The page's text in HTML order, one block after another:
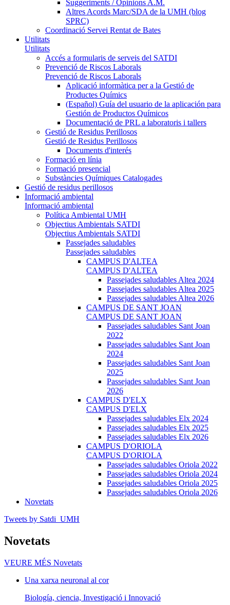
Suggeriments / Opinions A.M.
Altres Acords Marc/SDA de la UMH (blog
SPRC)
Coordinació Servei Rentat de Bates
Utilitats
Utilitats
Accés a formularis de serveis del SATDI
Prevenció de Riscos Laborals
Prevenció de Riscos Laborals
Aplicació informàtica per a la Gestió de
Productes Químics
(Español) Guía del usuario de la aplicación para
Gestión de Productos Químicos
Documentació de PRL a laboratoris i tallers
Gestió de Residus Perillosos
Gestió de Residus Perillosos
Documents d'interés
Formació en línia
Formació presencial
Substàncies Químiques Catalogades
Gestió de residus perillosos
Informació ambiental
Informació ambiental
Política Ambiental UMH
Objectius Ambientals SATDI
Objectius Ambientals SATDI
Passejades saludables
Passejades saludables
CAMPUS D'ALTEA
CAMPUS D'ALTEA
Passejades saludables Altea 2024
Passejades saludables Altea 2025
Passejades saludables Altea 2026
CAMPUS DE SANT JOAN
CAMPUS DE SANT JOAN
Passejades saludables Sant Joan
2022
Passejades saludables Sant Joan
2024
Passejades saludables Sant Joan
2025
Passejades saludables Sant Joan
2026
CAMPUS D'ELX
CAMPUS D'ELX
Passejades saludables Elx 2024
Passejades saludables Elx 2025
Passejades saludables Elx 2026
CAMPUS D'ORIOLA
CAMPUS D'ORIOLA
Passejades saludables Oriola 2022
Passejades saludables Oriola 2024
Passejades saludables Oriola 2025
Passejades saludables Oriola 2026
Novetats
Tweets by Satdi_UMH
Novetats
VEURE MÉS Novetats
Una xarxa neuronal al cor
Biología, ciencia, Investigació i Innovació